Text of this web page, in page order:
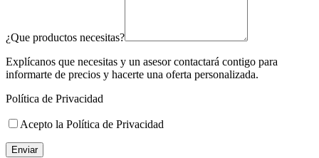
¿Que productos necesitas?
Explícanos que necesitas y un asesor contactará contigo para
informarte de precios y hacerte una oferta personalizada.
Política de Privacidad
Acepto la Política de Privacidad
Enviar